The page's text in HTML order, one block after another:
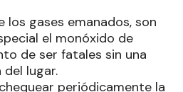
los gases emanados, son
el monóxido de
de ser fatales sin una
lugar.
periódicamente la